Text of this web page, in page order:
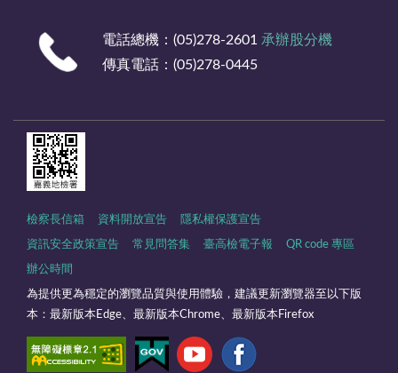
電話總機：(05)278-2601 承辦股分機
傳真電話：(05)278-0445
檢察長信箱 資料開放宣告 隱私權保護宣告
資訊安全政策宣告 常見問答集 臺高檢電子報 QR code 專區
辦公時間
為提供更為穩定的瀏覽品質與使用體驗，建議更新瀏覽器至以下版
本：最新版本Edge、最新版本Chrome、最新版本Firefox